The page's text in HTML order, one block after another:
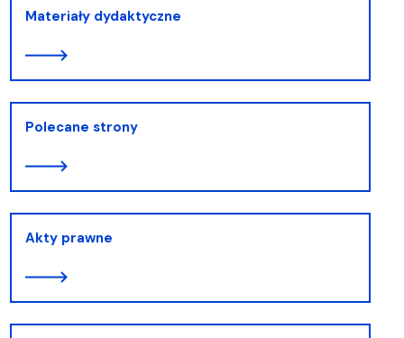
Materiały dydaktyczne
Polecane strony
Akty prawne